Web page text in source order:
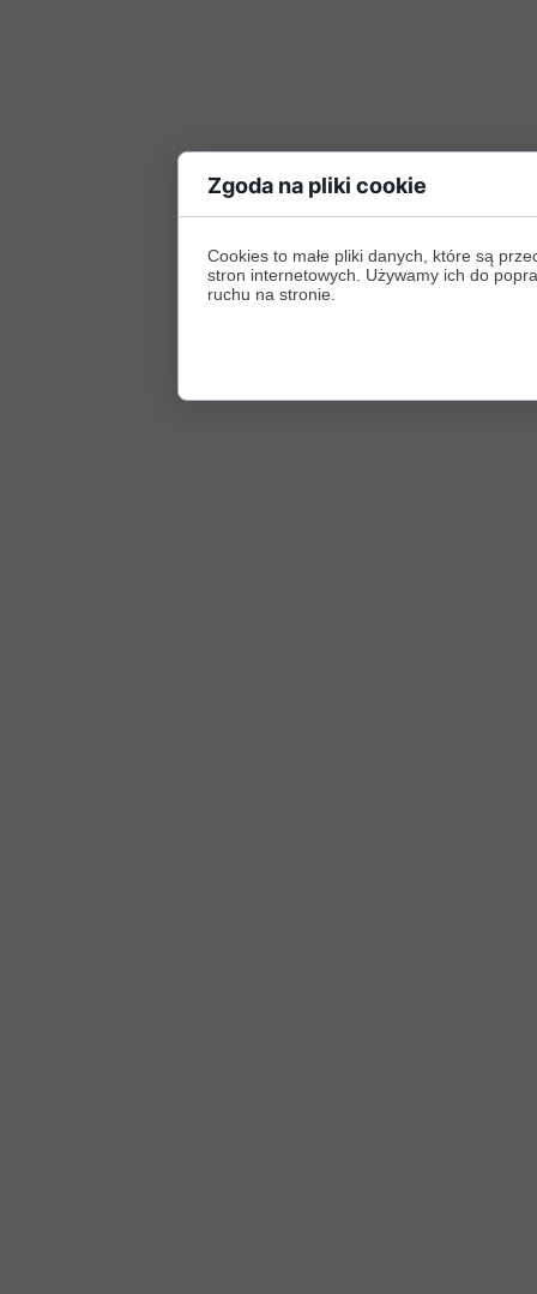
Zgoda na pliki cookie
Cookies to małe pliki danych, które są
stron internetowych. Używamy ich do
ruchu na stronie.